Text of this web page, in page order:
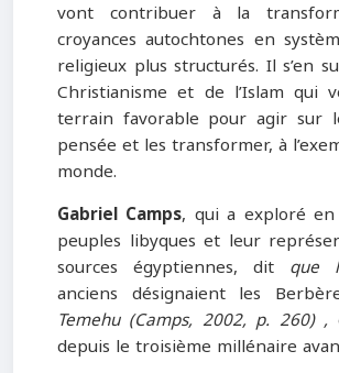
vont contribuer à la
croyances autochtones en
religieux plus structurés. Il s’en
Christianisme et de l’Islam qui
terrain favorable pour agir sur
pensée et les transformer, à
monde.
Gabriel Camps, qui a exploré
peuples libyques et leur
sources égyptiennes, dit que
anciens désignaient les
Temehu (Camps, 2002, p. 260) ,
depuis le troisième millénaire